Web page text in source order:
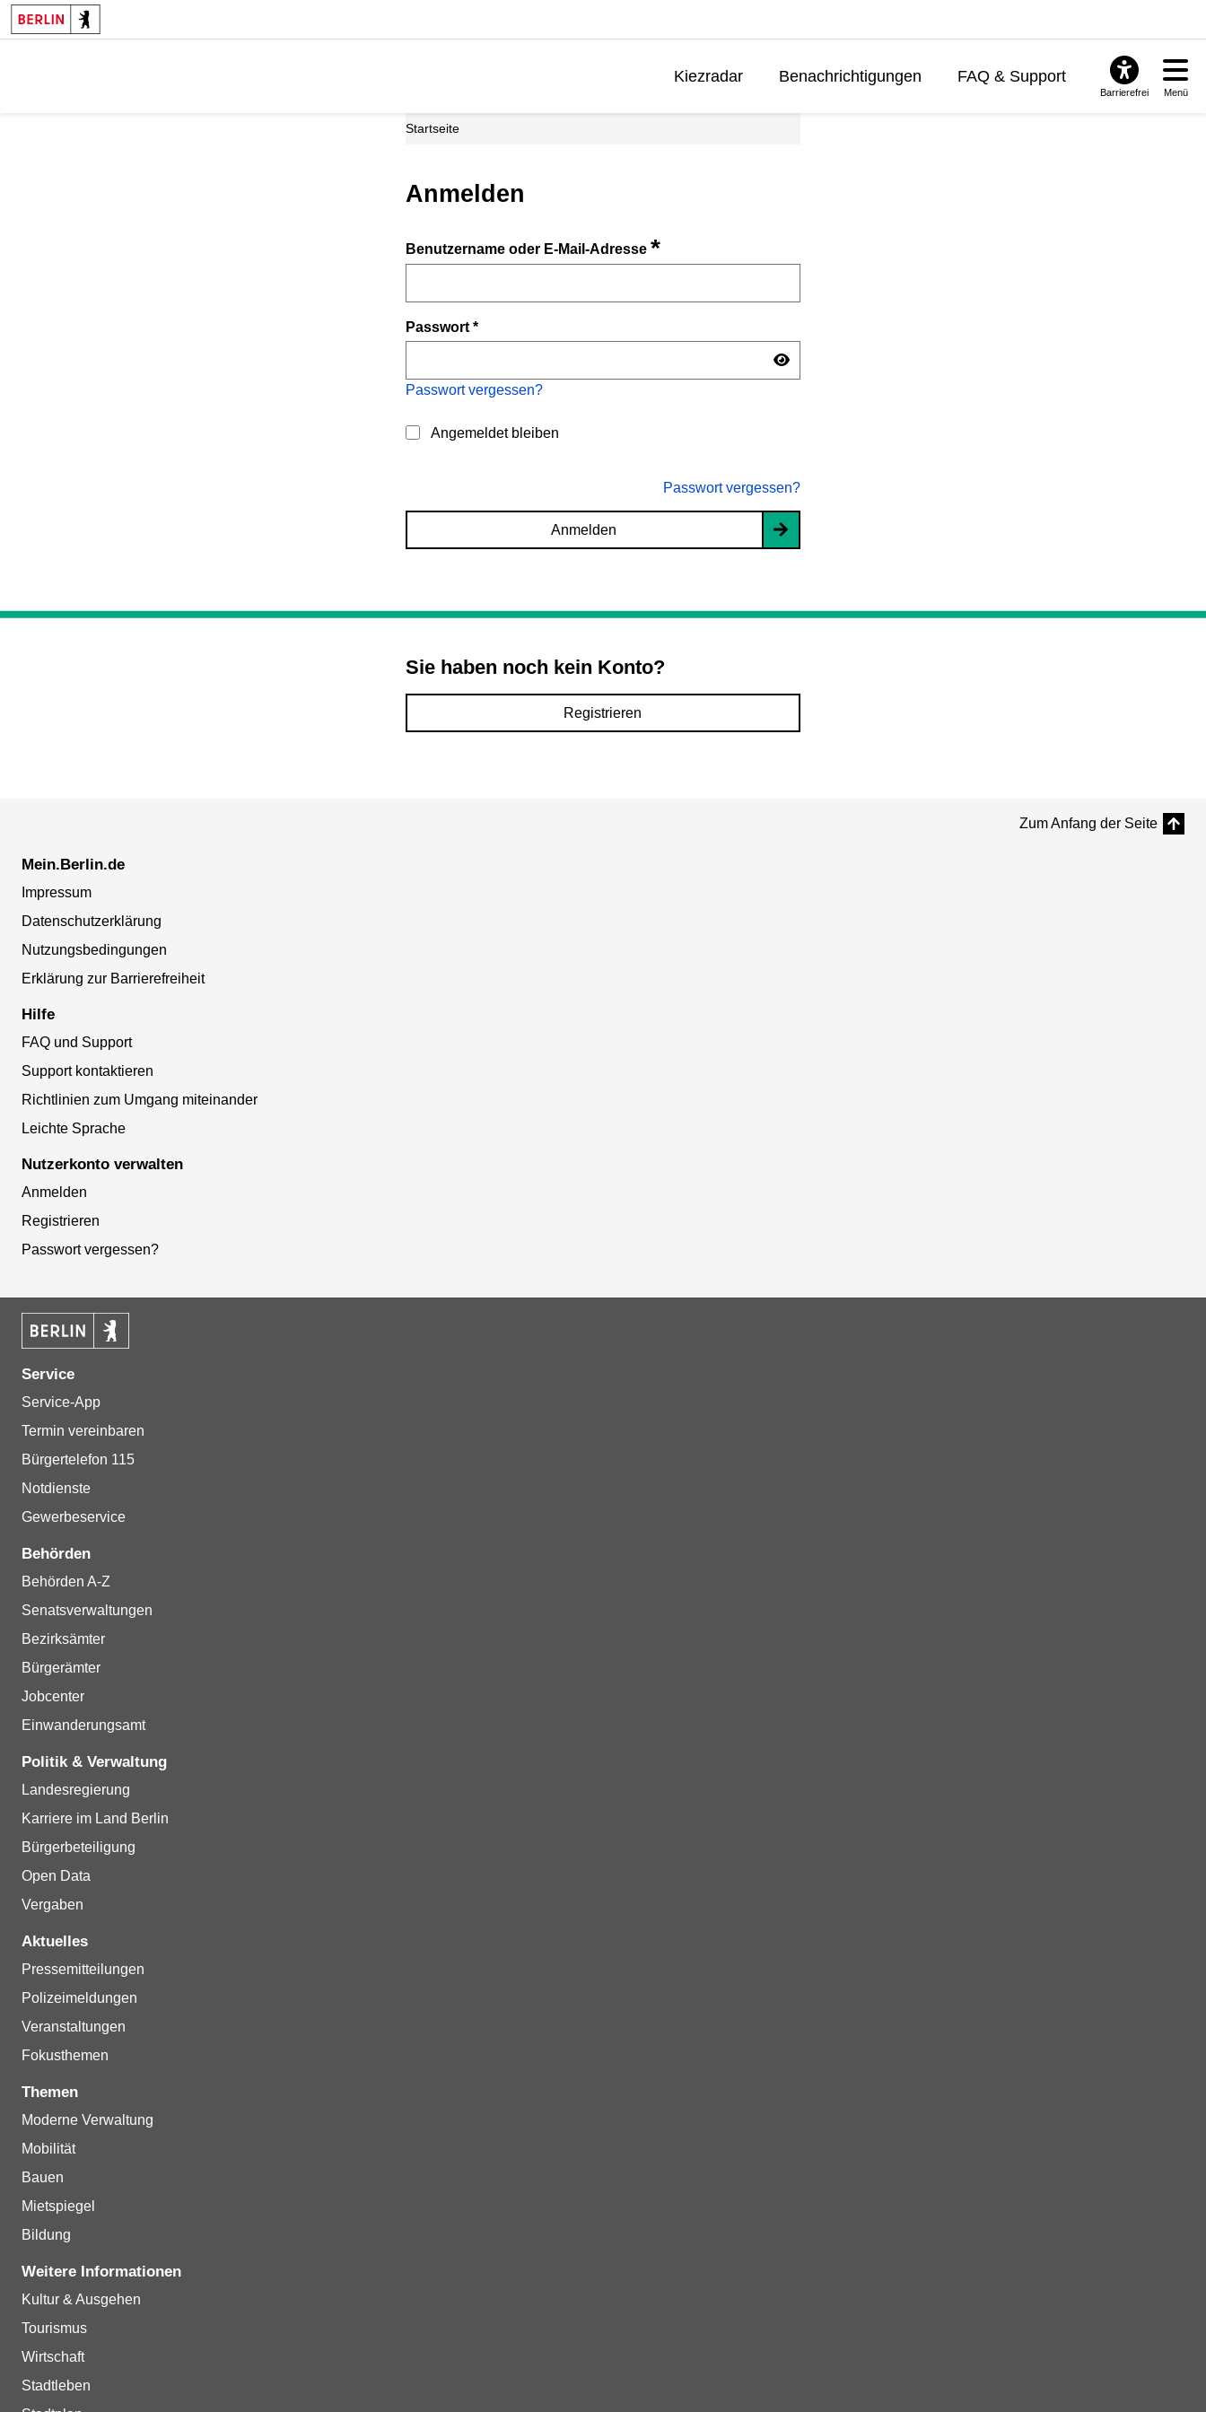
Kiezradar Benachrichtigungen FAQ & Support
Barrierefrei Menü
Startseite
Anmelden
Benutzername oder E-Mail-Adresse*
Passwort*
Passwort vergessen?
Angemeldet bleiben
Passwort vergessen?
Anmelden
Sie haben noch kein Konto?
Registrieren
Zum Anfang der Seite
Mein.Berlin.de
Impressum
Datenschutzerklärung
Nutzungsbedingungen
Erklärung zur Barrierefreiheit
Hilfe
FAQ und Support
Support kontaktieren
Richtlinien zum Umgang miteinander
Leichte Sprache
Nutzerkonto verwalten
Anmelden
Registrieren
Passwort vergessen?
Service
Service-App
Termin vereinbaren
Bürgertelefon 115
Notdienste
Gewerbeservice
Behörden
Behörden A-Z
Senatsverwaltungen
Bezirksämter
Bürgerämter
Jobcenter
Einwanderungsamt
Politik & Verwaltung
Landesregierung
Karriere im Land Berlin
Bürgerbeteiligung
Open Data
Vergaben
Aktuelles
Pressemitteilungen
Polizeimeldungen
Veranstaltungen
Fokusthemen
Themen
Moderne Verwaltung
Mobilität
Bauen
Mietspiegel
Bildung
Weitere Informationen
Kultur & Ausgehen
Tourismus
Wirtschaft
Stadtleben